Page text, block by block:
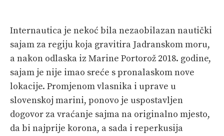
Internautica je nekoć bila nezaobilazan nautički
sajam za regiju koja gravitira Jadranskom moru,
a nakon odlaska iz Marine Portorož 2018. godine,
sajam je nije imao sreće s pronalaskom nove
lokacije. Promjenom vlasnika i uprave u
slovenskoj marini, ponovo je uspostavljen
dogovor za vraćanje sajma na originalno mjesto,
da bi najprije korona, a sada i reperkusija